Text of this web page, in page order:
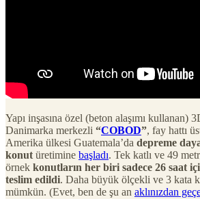
Yapı inşasına özel (beton alaşımı kullanan)
Danimarka merkezli “COBOD”, fay hattı
Amerika ülkesi Guatemala’da depreme
konut üretimine başladı. Tek katlı ve 49
örnek konutların her biri sadece 26 saat
teslim edildi. Daha büyük ölçekli ve 3 kata
mümkün. (Evet, ben de şu an aklınızdan